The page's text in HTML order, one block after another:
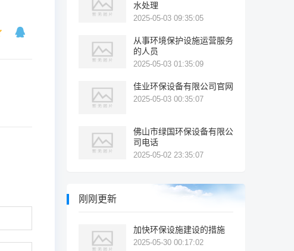
水处理
2025-05-03 09:35:05
从事环境保护设施运营服务
的人员
2025-05-03 01:35:09
佳业环保设备有限公司官网
2025-05-03 00:35:07
佛山市绿国环保设备有限公
司电话
2025-05-02 23:35:07
刚刚更新
加快环保设施建设的措施
2025-05-30 00:17:02